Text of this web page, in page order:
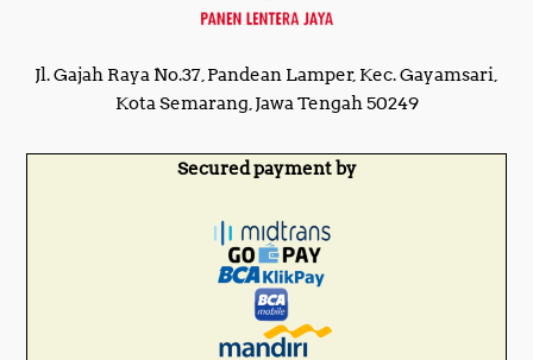
Jl. Gajah Raya No.37, Pandean Lamper, Kec. Gayamsari,
Kota Semarang, Jawa Tengah 50249
Secured payment by